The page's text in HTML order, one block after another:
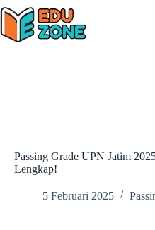
Skip
to
content
Passing Grade UPN Jatim
Lengkap!
5 Februari 2025